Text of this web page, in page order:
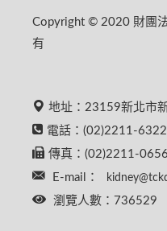
Copyright © 2020 財團
有
地址：23159新北市
電話：(02)2211-6322
傳真：(02)2211-0656
E-mail：
瀏覽人數：736529